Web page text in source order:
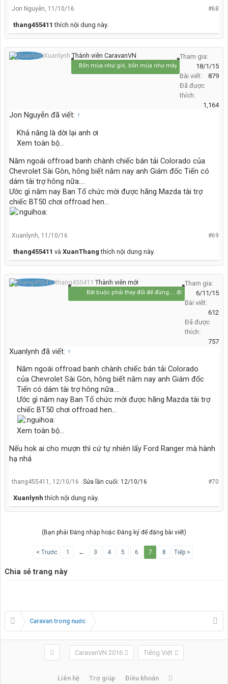
#68
Jon Nguyễn, 11/10/16
thang455411 thích nội dung này.
Xuanlynh Thành viên CaravanVN
Bốn mùa như gió, bốn mùa như mây...
Tham gia:
18/1/15
Bài viết:
879
Đã được
thích:
1,164
Jon Nguyễn đã viết: ↑
Khả năng là dời lại anh ơi
Xem toàn bộ...
Năm ngoái offroad banh chành chiếc bán tải Colorado của
Chevrolet Sài Gòn, hông biết năm nay anh Giám đốc Tiến có
dám tài trợ hông nữa....
Ước gì năm nay Ban Tổ chức mời được hãng Mazda tài trợ
chiếc BT50 chơi offroad hen...
#69
Xuanlynh 11/10/16
thang455411 và XuanThang thích nội dung này.
thang455411 Thành viên mới
Bắt buộc phải thay đổi để đừng.... đổi thay
Tham gia:
6/11/15
Bài viết:
612
Đã được
thích:
757
Xuanlynh đã viết: ↑
Năm ngoái offroad banh chành chiếc bán tải Colorado
của Chevrolet Sài Gòn, hông biết năm nay anh Giám đốc
Tiến có dám tài trợ hông nữa....
Ước gì năm nay Ban Tổ chức mời được hãng Mazda tài trợ
chiếc BT50 chơi offroad hen...
Xem toàn bộ...
Nếu hok ai cho mượn thì cứ tự nhiên lấy Ford Ranger mà hành
hạ nhá
#70
thang455411 , 12/10/16 Sửa lần cuối: 12/10/16
Xuanlynh thích nội dung này.
(Bạn phải Đăng nhập hoặc Đăng ký để đăng bài viết)
< Trước 1 ← 3 4 5 6 7 8 Tiếp >
Chia sẻ trang này
Caravan trong nước
CaravanVN 2016 Tiếng Việt
Liên hệ Trợ giúp Điều khoản